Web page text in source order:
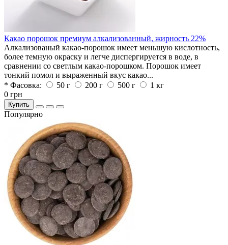
Какао порошок премиум алкализованный, жирность 22%
Алкализованый какао-порошок имеет меньшую кислотность,
более темную окраску и легче диспергируется в воде, в
сравнении со светлым какао-порошком. Порошок имеет
тонкий помол и выраженный вкус какао...
* Фасовка:
50 г 200 г 500 г
1 кг
0 грн
Купить
Популярно